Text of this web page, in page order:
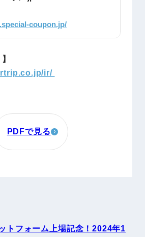
coupon.jp/
ir/
PDFで見る
トフォーム上場記念！2024年1